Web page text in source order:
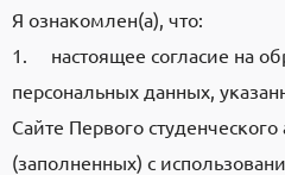
Я ознакомлен(а), что:
1. настоящее согласие на
персональных данных,
Сайте Первого
(заполненных) с